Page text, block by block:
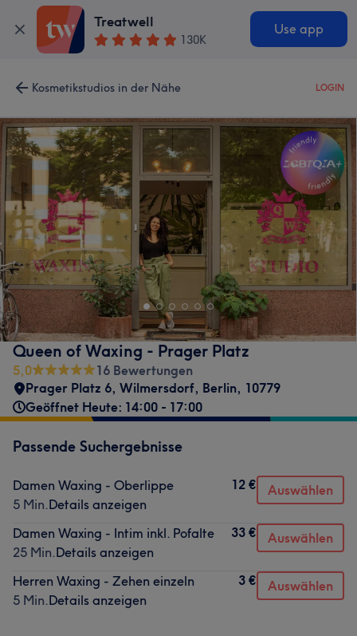
Treatwell
130K
Use app
Kosmetikstudios in der Nähe LOGIN
Queen of Waxing - Prager Platz
5,0
16 Bewertungen
Prager Platz 6, Wilmersdorf, Berlin, 10779
Geöffnet Heute: 14:00 - 17:00
Passende Suchergebnisse
Damen Waxing - Oberlippe
5 Min.Details anzeigen
12 € Auswählen
Damen Waxing - Intim inkl. Pofalte
25 Min.Details anzeigen
33 € Auswählen
Herren Waxing - Zehen einzeln
5 Min.Details anzeigen
3 € Auswählen